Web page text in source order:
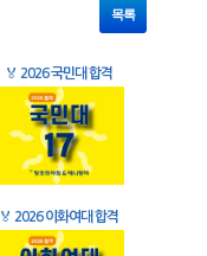
목록
🏅 2026 국민대 합격
🏅 2026 이화여대 합격